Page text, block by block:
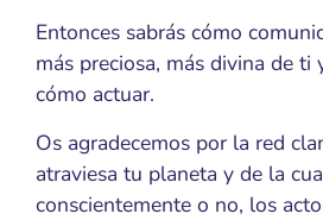
Entonces sabrás cómo
más preciosa, más divina de ti
cómo actuar.
Os agradecemos por la red
atraviesa tu planeta y de la
conscientemente o no, los